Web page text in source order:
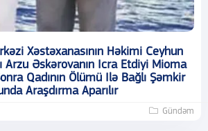
Xəstəxanasının Həkimi Ceyhun
Arzu Əskərovanın Icra Etdiyi Mioma
Qadının Ölümü Ilə Bağlı Şəmkir
Araşdırma Aparılır
Gündəm